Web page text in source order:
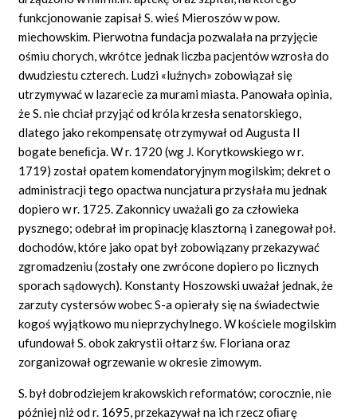
funkcjonowanie zapisał S. wieś Mieroszów w pow.
miechowskim. Pierwotna fundacja pozwalała na przyjęcie
ośmiu chorych, wkrótce jednak liczba pacjentów wzrosła do
dwudziestu czterech. Ludzi «luźnych» zobowiązał się
utrzymywać w lazarecie za murami miasta. Panowała opinia,
że S. nie chciał przyjąć od króla krzesła senatorskiego,
dlatego jako rekompensatę otrzymywał od Augusta II
bogate beneﬁcja. W r. 1720 (wg J. Korytkowskiego w r.
1719) został opatem komendatoryjnym mogilskim; dekret o
administracji tego opactwa nuncjatura przysłała mu jednak
dopiero w r. 1725. Zakonnicy uważali go za człowieka
pysznego; odebrał im propinację klasztorną i zanegował poł.
dochodów, które jako opat był zobowiązany przekazywać
zgromadzeniu (zostały one zwrócone dopiero po licznych
sporach sądowych). Konstanty Hoszowski uważał jednak, że
zarzuty cystersów wobec S-a opierały się na świadectwie
kogoś wyjątkowo mu nieprzychylnego. W kościele mogilskim
ufundował S. obok zakrystii ołtarz św. Floriana oraz
zorganizował ogrzewanie w okresie zimowym.
S. był dobrodziejem krakowskich reformatów; corocznie, nie
później niż od r. 1695, przekazywał na ich rzecz oﬁarę